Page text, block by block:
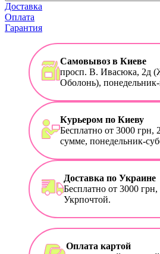
Доставка
Оплата
Гарантия
Самовывоз в Киеве
просп. В. Ивасюка, 2д
Оболонь), понедельник-
Курьером по Киеву
Бесплатно от 3000
сумме, понедельник-
Доставка по Украине
Бесплатно от 3000
Укрпочтой.
Оплата картой